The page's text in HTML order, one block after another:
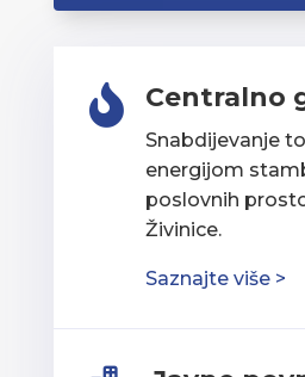
 Centralno
Snabdijevanje
energijom
poslovnih
Živinice.
Saznajte više >